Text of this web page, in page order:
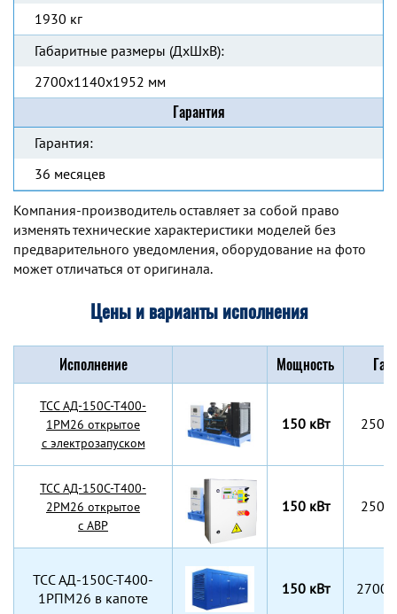
1930 кг
Габаритные размеры (ДхШхВ):
2700x1140x1952 мм
Гарантия
Гарантия:
36 месяцев
Компания-производитель оставляет за собой право
изменять технические характеристики моделей без
предварительного уведомления, оборудование на фото
может отличаться от оригинала.
Цены и варианты исполнения
Исполнение Мощность
TCC АД-150С-Т400-
1РМ26 открытое
с электрозапуском
150 кВт
TCC АД-150С-Т400-
2РМ26 открытое
с АВР
150 кВт
TCC АД-150С-Т400-
1РПМ26 в капоте
150 кВт